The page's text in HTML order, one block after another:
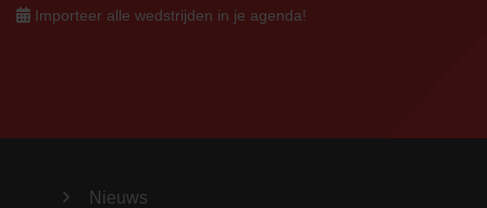
Importeer alle wedstrijden in je agenda!
Nieuws